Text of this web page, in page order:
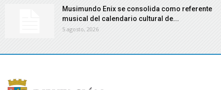
Musimundo Enix se consolida como referente
musical del calendario cultural de...
5 agosto, 2026